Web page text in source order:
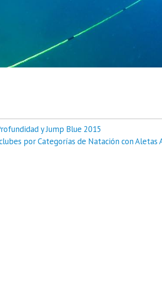
y Jump Blue 2015
por Categorías de Natación con Aletas